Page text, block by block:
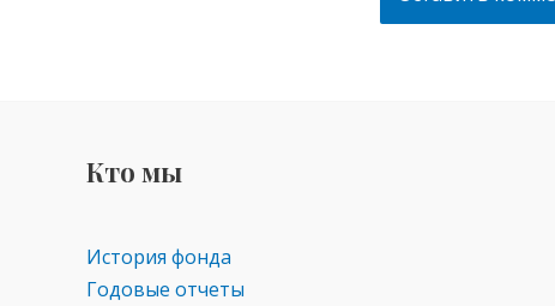
Кто мы
История фонда
Годовые отчеты